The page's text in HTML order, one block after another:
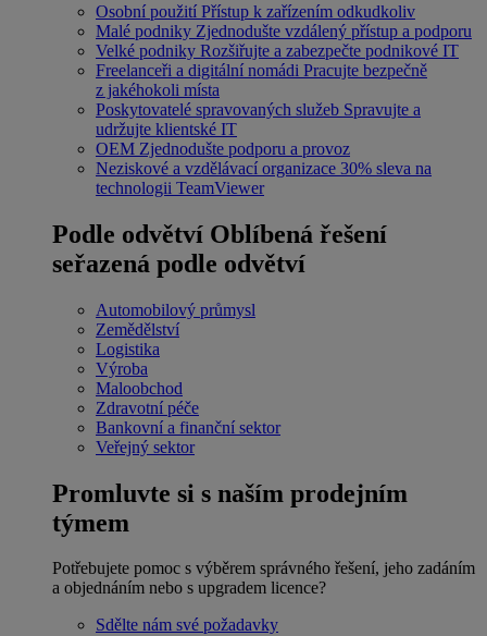
Osobní použití Přístup k zařízením odkudkoliv
Malé podniky Zjednodušte vzdálený přístup a podporu
Velké podniky Rozšiřujte a zabezpečte podnikové IT
Freelanceři a digitální nomádi Pracujte bezpečně
z jakéhokoli místa
Poskytovatelé spravovaných služeb Spravujte a
udržujte klientské IT
OEM Zjednodušte podporu a provoz
Neziskové a vzdělávací organizace 30% sleva na
technologii TeamViewer
Podle odvětví Oblíbená řešení
seřazená podle odvětví
Automobilový průmysl
Zemědělství
Logistika
Výroba
Maloobchod
Zdravotní péče
Bankovní a finanční sektor
Veřejný sektor
Promluvte si s naším prodejním
týmem
Potřebujete pomoc s výběrem správného řešení, jeho zadáním
a objednáním nebo s upgradem licence?
Sdělte nám své požadavky